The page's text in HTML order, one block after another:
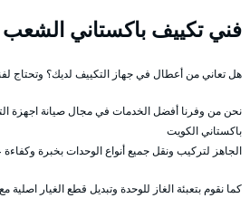
فني تكييف باكستاني الشعب
هل تعاني من أعطال في جهاز التكييف لديك؟ وتحتاج
نحن من وفرنا أفضل الخدمات في مجال صيانة اجهزة
باكستاني الكويت
الجاهز لتركيب ونقل جميع أنواع الوحدات بخبرة وكفاءة عالية
كما نقوم بتعبئة الغاز للوحدة وتبديل قطع الغيار